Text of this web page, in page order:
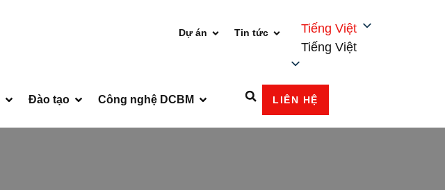
Dự án Tin tức
Tiếng Việt
Tiếng Việt
Đào tạo Công nghệ DCBM LIÊN HỆ